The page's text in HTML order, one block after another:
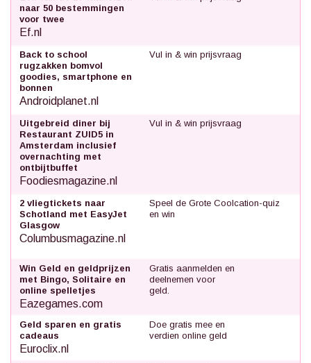
naar 50 bestemmingen
voor twee
Ef.nl
Back to school
rugzakken bomvol
goodies, smartphone en
bonnen
Androidplanet.nl
Vul in & win prijsvraag
Uitgebreid diner bij
Restaurant ZUID5 in
Amsterdam inclusief
overnachting met
ontbijtbuffet
Foodiesmagazine.nl
Vul in & win prijsvraag
2 vliegtickets naar
Schotland met EasyJet
Glasgow
Columbusmagazine.nl
Speel de Grote Coolcation-quiz
en win
Win Geld en geldprijzen
met Bingo, Solitaire en
online spelletjes
Eazegames.com
Gratis aanmelden en
deelnemen voor
geld.
Geld sparen en gratis
cadeaus
Euroclix.nl
Doe gratis mee en
verdien online geld